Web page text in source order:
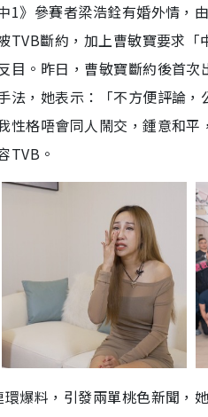
1》參賽者梁浩銓有婚外情，
TVB斷約，加上曹敏寶要求
目。昨日，曹敏寶斷約後首
法，她表示：「不方便評論
性格唔會同人鬧交，鍾意和
TVB。
爆料，引發兩單桃色新聞，